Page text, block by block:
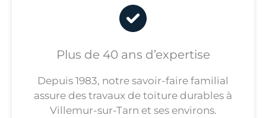
Plus de 40 ans d’expertise
Depuis 1983, notre savoir-faire familial
assure des travaux de toiture durables à
Villemur-sur-Tarn et ses environs.